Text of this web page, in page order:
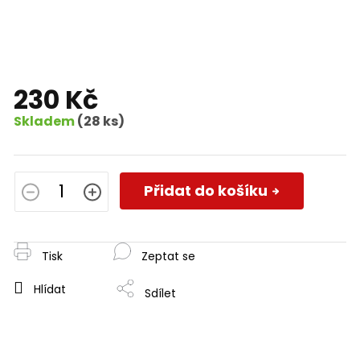
230 Kč
Skladem(28 ks)
Měrná
cena:
Přidat do košíku
Tisk Zeptat se
Hlídat Sdílet